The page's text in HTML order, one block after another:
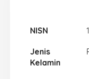
NISN
Jenis
Kelamin